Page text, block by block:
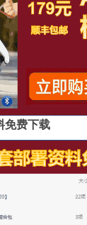
免费下载